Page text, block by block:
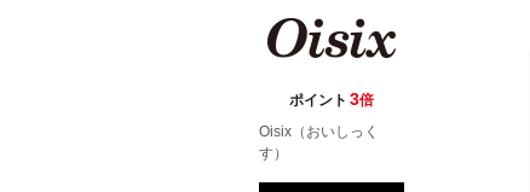
ポイント 3倍
Oisix（おいしっく
す）